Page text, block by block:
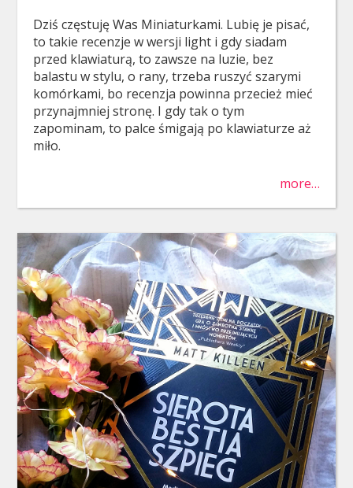
Dziś częstuję Was Miniaturkami. Lubię je pisać,
to takie recenzje w wersji light i gdy siadam
przed klawiaturą, to zawsze na luzie, bez
balastu w stylu, o rany, trzeba ruszyć szarymi
komórkami, bo recenzja powinna przecież mieć
przynajmniej stronę. I gdy tak o tym
zapominam, to palce śmigają po klawiaturze aż
miło.
more…